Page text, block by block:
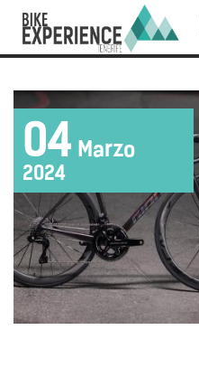
04 Marzo
2024